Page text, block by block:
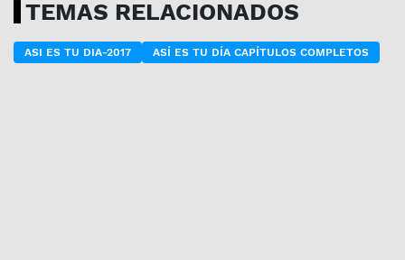
TEMAS RELACIONADOS
ASI ES TU DIA-2017 ASÍ ES TU DÍA CAPÍTULOS COMPLETOS